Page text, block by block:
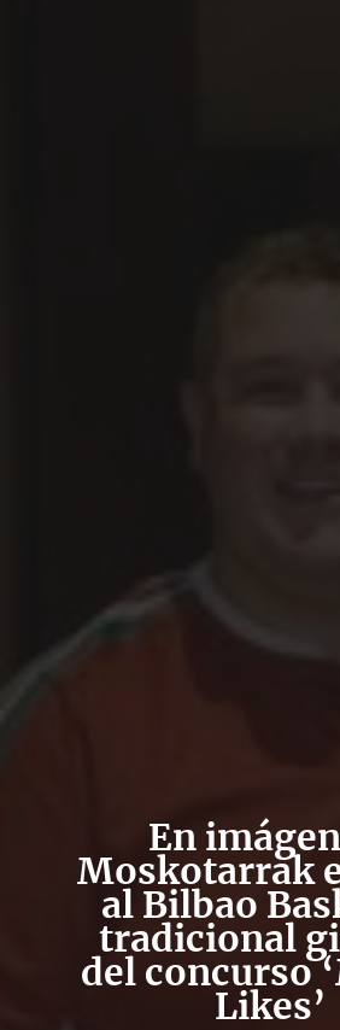
En
Moskotarrak
al Bilbao
tradicional
del concurso
Likes’